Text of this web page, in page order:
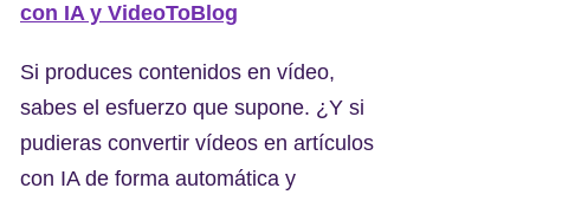
con IA y VideoToBlog
Si produces contenidos en vídeo,
sabes el esfuerzo que supone. ¿Y si
pudieras convertir vídeos en artículos
con IA de forma automática y